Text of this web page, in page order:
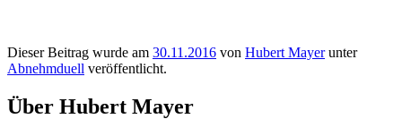
Dieser Beitrag wurde am 30.11.2016 von Hubert Mayerunter
Abnehmduell veröffentlicht.
Über Hubert Mayer